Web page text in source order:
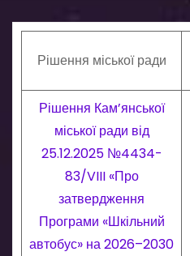
Рішення міської ради
Рішення Кам’янської
міської ради від
25.12.2025 №4434-
83/VIII «Про
затвердження
Програми «Шкільний
автобус» на 2026–2030